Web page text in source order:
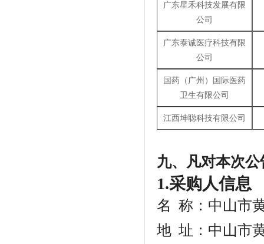
广东星禾科技发展有限
公司
广东泰诚医疗科技有限
公司
国药（广州）国际医药
卫生有限公司
江西坤聪科技有限公司
九、凡对本次
1.采购人信息
名 称：中山市
地 址：中山市